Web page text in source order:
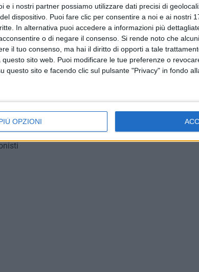
e i nostri partner possiamo utilizzare dati precisi di
dispositivo. Puoi fare clic per consentire a noi e ai nostri
In alternativa puoi accedere a informazioni più
o di negare il consenso. Si rende noto che
il tuo consenso, ma hai il diritto di opporti a tale
sito web. Puoi modificare le tue preferenze o
questo sito e facendo clic sul pulsante "Privacy" in fondo
OPZIONI
dialogare su più fronti con amici, curiosi e colleghi
dell'architettura, del design e molto altro. Con
permesso di toccare con mano come nasce un
quali sono i concept, gli stimoli, le intuizioni, come
territori» hanno rimarcato gli organizzatori. «La
dove il confronto risulti fonte inesauribile di
leggerezza e la serenità degli animi supporti il
figlio dei singoli sguardi degli architetti, volti
potranno crollare e a sbocciare saranno